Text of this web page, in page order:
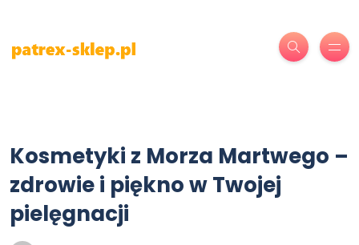
Kosmetyki z Morza Martwego –
zdrowie i piękno w Twojej
pielęgnacji